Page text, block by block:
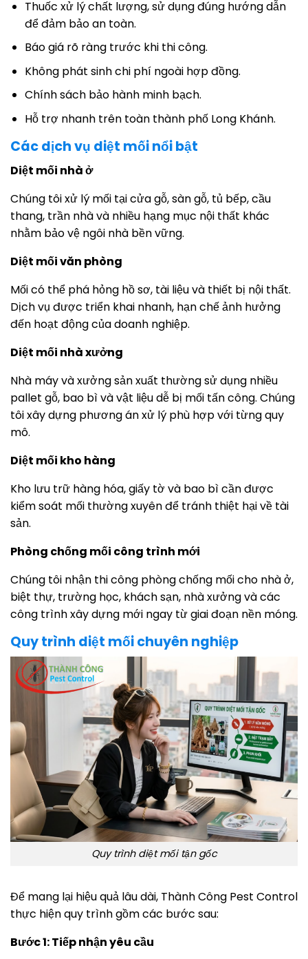
Thuốc xử lý chất lượng, sử dụng đúng hướng dẫn
để đảm bảo an toàn.
Báo giá rõ ràng trước khi thi công.
Không phát sinh chi phí ngoài hợp đồng.
Chính sách bảo hành minh bạch.
Hỗ trợ nhanh trên toàn thành phố Long Khánh.
Các dịch vụ diệt mối nổi bật
Diệt mối nhà ở
Chúng tôi xử lý mối tại cửa gỗ, sàn gỗ, tủ bếp, cầu
thang, trần nhà và nhiều hạng mục nội thất khác
nhằm bảo vệ ngôi nhà bền vững.
Diệt mối văn phòng
Mối có thể phá hỏng hồ sơ, tài liệu và thiết bị nội thất.
Dịch vụ được triển khai nhanh, hạn chế ảnh hưởng
đến hoạt động của doanh nghiệp.
Diệt mối nhà xưởng
Nhà máy và xưởng sản xuất thường sử dụng nhiều
pallet gỗ, bao bì và vật liệu dễ bị mối tấn công. Chúng
tôi xây dựng phương án xử lý phù hợp với từng quy
mô.
Diệt mối kho hàng
Kho lưu trữ hàng hóa, giấy tờ và bao bì cần được
kiểm soát mối thường xuyên để tránh thiệt hại về tài
sản.
Phòng chống mối công trình mới
Chúng tôi nhận thi công phòng chống mối cho nhà ở,
biệt thự, trường học, khách sạn, nhà xưởng và các
công trình xây dựng mới ngay từ giai đoạn nền móng.
Quy trình diệt mối chuyên nghiệp
Quy trình diệt mối tận gốc
Để mang lại hiệu quả lâu dài, Thành Công Pest Control
thực hiện quy trình gồm các bước sau:
Bước 1: Tiếp nhận yêu cầu